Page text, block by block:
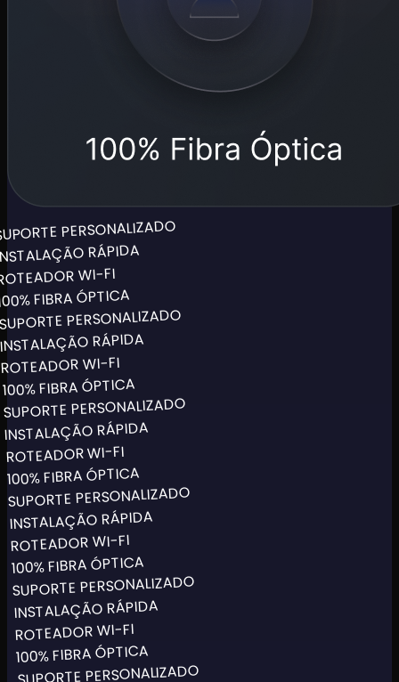
PERSONALIZADO
RÁPIDA
WI-FI
FIBRA ÓPTICA
PERSONALIZADO
INSTALAÇÃO RÁPIDA
ROTEADOR WI-FI
100% FIBRA ÓPTICA
SUPORTE PERSONALIZADO
INSTALAÇÃO RÁPIDA
ROTEADOR WI-FI
100% FIBRA ÓPTICA
SUPORTE PERSONALIZADO
INSTALAÇÃO RÁPIDA
ROTEADOR WI-FI
100% FIBRA ÓPTICA
SUPORTE PERSONALIZADO
INSTALAÇÃO RÁPIDA
ROTEADOR WI-FI
100% FIBRA ÓPTICA
SUPORTE PERSONALIZADO